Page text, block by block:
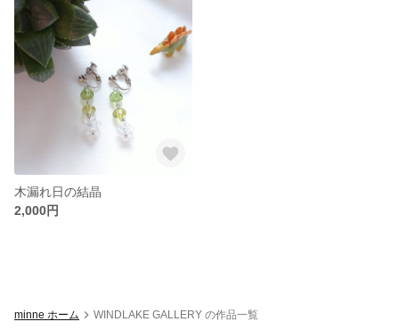
木漏れ日の結晶
2,000円
minne ホーム WINDLAKE GALLERY の作品一覧